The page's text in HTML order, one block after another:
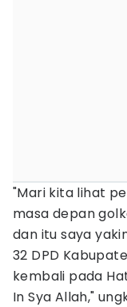
"Mari kita lihat
masa depan
dan itu saya
32 DPD
kembali pada
In Sya Allah,"